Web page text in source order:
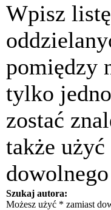
Wpisz
pomiędzy
tylko
zostać
także
Szukaj autora:
Możesz użyć * zamiast